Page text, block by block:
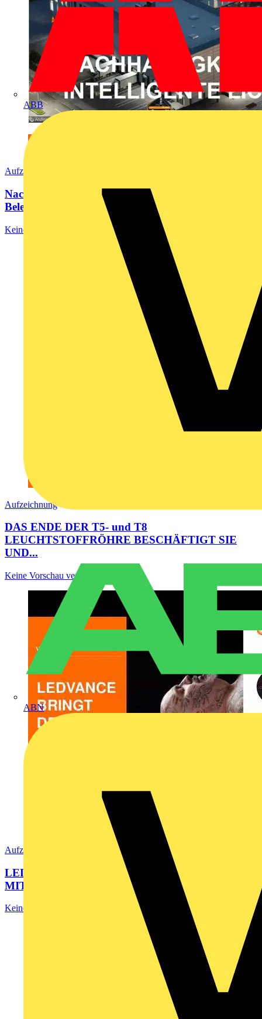
ABB
ABN
Aufzeichnung
Nachhaltigkeit durch intelligente
Beleuchtungslösungen
Keine Vorschau verfügbar.
Aufzeichnung
DAS ENDE DER T5- und T8
LEUCHTSTOFFRÖHRE BESCHÄFTIGT SIE
UND...
Keine Vorschau verfügbar.
Aufzeichnung
LEDVANCE VIVARES: VERNETZTES LICHT
MIT DALI ODER ZIGBEE!
Keine Vorschau verfügbar.